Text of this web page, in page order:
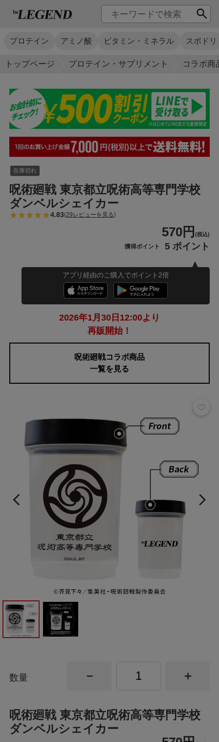
プロテイン アミノ酸 ビタミン・ミネラル スポドリ
トップページ プロテイン・サプリメント コラボ商
在庫切れ
呪術廻戦 東京都立呪術高等専門学校
ダンベルシェイカー
4.83(29レビューを見る)
570円 (税込)
獲得ポイント 5 ポイント
アプリ経由のご購入でポイント2倍
2026年1月30日12:00より
再販開始！
呪術廻戦コラボ商品
一覧を見る
数量
呪術廻戦 東京都立呪術高等専門学校
ダンベルシェイカー